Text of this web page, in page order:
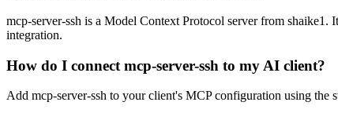
mcp-server-ssh is a Model Context Protocol server from
integration.
How do I connect mcp-server-ssh to my AI client?
Add mcp-server-ssh to your client's MCP configuration using the